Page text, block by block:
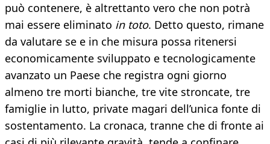
può contenere, è altrettanto vero che non potrà
mai essere eliminato in toto. Detto questo, rimane
da valutare se e in che misura possa ritenersi
economicamente sviluppato e tecnologicamente
avanzato un Paese che registra ogni giorno
almeno tre morti bianche, tre vite stroncate, tre
famiglie in lutto, private magari dell’unica fonte di
sostentamento. La cronaca, tranne che di fronte ai